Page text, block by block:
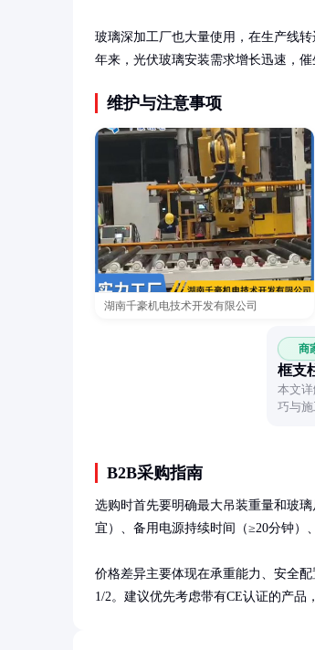
玻璃深加工厂也大量使用，在生产线
年来，光伏玻璃安装需求增长迅速，催
维护与注意事项
湖南千豪机电技术开发有限公司
商
框支
本文
巧与施
B2B采购指南
选购时首先要明确最大吊装重量和玻
宜）、备用电源持续时间（≥20分钟）
价格差异主要体现在承重能力、安全
1/2。建议优先考虑带有CE认证的产品